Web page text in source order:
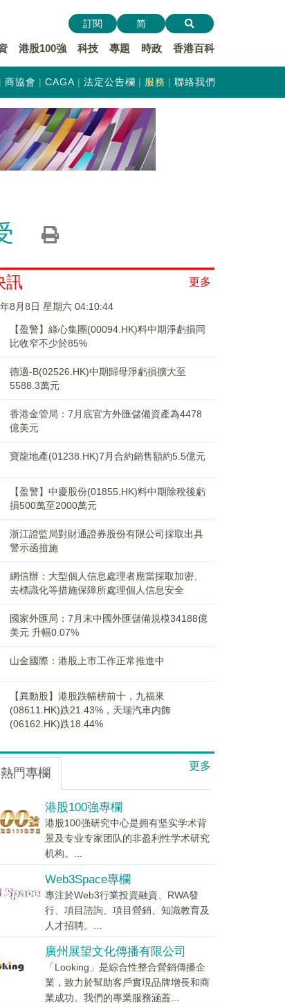
港股100強 科技 專題 時政 香港百科
訂閱 简
商協會 CAGA 法定公告欄 服務 聯絡我們
更多
訊
8月8日 星期六 04:10:45
【盈警】綠心集團(00094.HK)料中期淨虧損同
比收窄不少於85%
德適-B(02526.HK)中期歸母淨虧損擴大至
5588.3萬元
香港金管局：7月底官方外匯儲備資產為4478
億美元
寶龍地產(01238.HK)7月合約銷售額約5.5億元
【盈警】中慶股份(01855.HK)料中期除稅後虧
損500萬至2000萬元
浙江證監局對財通證券股份有限公司採取出具
警示函措施
網信辦：大型個人信息處理者應當採取加密、
去標識化等措施保障所處理個人信息安全
國家外匯局：7月末中國外匯儲備規模34188億
美元 升幅0.07%
山金國際：港股上市工作正常推進中
【異動股】港股跌幅榜前十，九福來
(08611.HK)跌21.43%，天瑞汽車内飾
(06162.HK)跌18.44%
更多
熱門專欄
港股100強專欄
港股100强研究中心是拥有坚实学术背
景及专业专家团队的非盈利性学术研究
机构。...
Web3Space專欄
專注於Web3行業投資融資、RWA發
行、項目諮詢、項目營銷、知識教育及
人才招聘。...
廣州展望文化傳播有限公司
「Looking」是綜合性整合營銷傳播企
業，致力於幫助客戶實現品牌增長和商
業成功。我們的專業服務涵蓋...